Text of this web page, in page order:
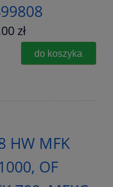
zł
do koszyka
HW MFK
OF